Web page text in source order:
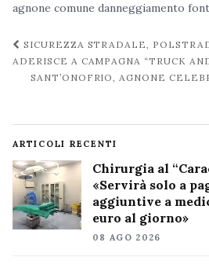
agnone comune danneggiamento
Navigazione
post
SICUREZZA STRADALE,
ADERISCE A CAMPAGNA “TRUCK
SANT’ONOFRIO, AGNONE
ARTICOLI RECENTI
Chirurgia al
«Servirà solo a
aggiuntive a
euro al giorno»
08 AGO 2026